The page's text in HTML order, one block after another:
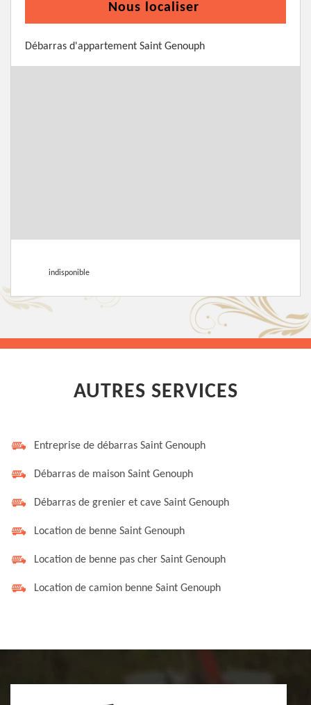
Nous localiser
Débarras d'appartement Saint Genouph
indisponible
AUTRES SERVICES
Entreprise de débarras Saint Genouph
Débarras de maison Saint Genouph
Débarras de grenier et cave Saint Genouph
Location de benne Saint Genouph
Location de benne pas cher Saint Genouph
Location de camion benne Saint Genouph